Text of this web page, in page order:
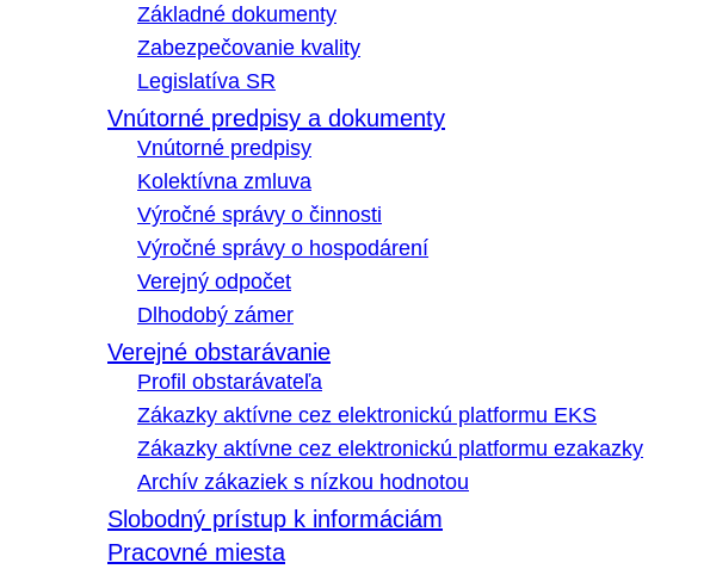
Základné dokumenty
Zabezpečovanie kvality
Legislatíva SR
Vnútorné predpisy a dokumenty
Vnútorné predpisy
Kolektívna zmluva
Výročné správy o činnosti
Výročné správy o hospodárení
Verejný odpočet
Dlhodobý zámer
Verejné obstarávanie
Profil obstarávateľa
Zákazky aktívne cez elektronickú platformu EKS
Zákazky aktívne cez elektronickú platformu ezakazky
Archív zákaziek s nízkou hodnotou
Slobodný prístup k informáciám
Pracovné miesta